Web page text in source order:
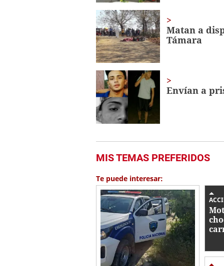
Matan a
Támara
Envían a
MIS TEMAS PREFERIDOS
Te puede interesar: